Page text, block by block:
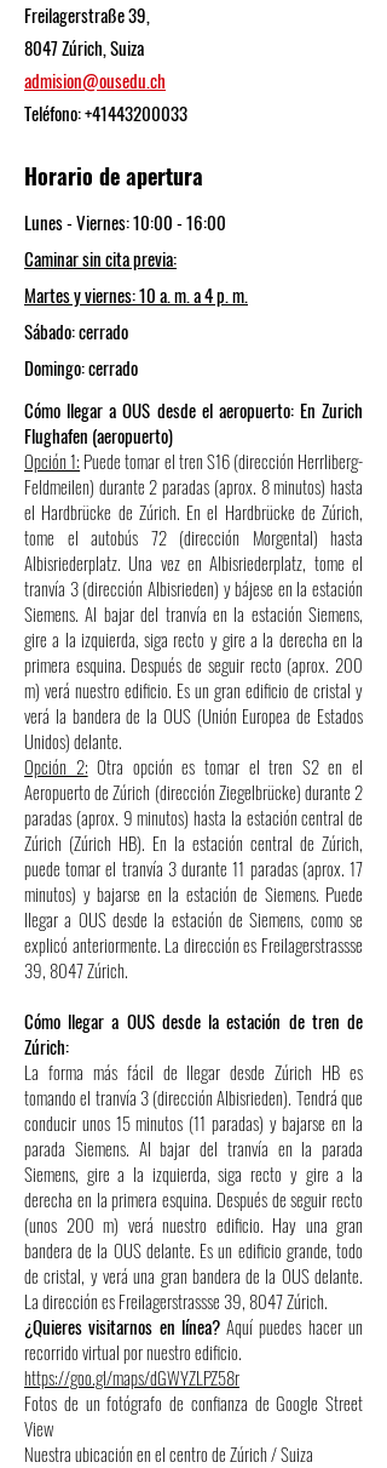
Freilagerstraße 39,
8047 Zúrich, Suiza
admision@ousedu.ch
Teléfono:+41443200033
Horario de apertura
Lunes - Viernes: 10:00 - 16:00
Caminar sin cita previa:
Martes y viernes: 10 a. m. a 4 p. m.
Sábado: cerrado
Domingo: cerrado
Cómo llegar a OUS desde el aeropuerto: En Zurich
Flughafen (aeropuerto)
Opción 1: Puede tomar el tren S16 (dirección Herrliberg-
Feldmeilen) durante 2 paradas (aprox. 8 minutos) hasta
el Hardbrücke de Zúrich. En el Hardbrücke de Zúrich,
tome el autobús 72 (dirección Morgental) hasta
Albisriederplatz. Una vez en Albisriederplatz, tome el
tranvía 3 (dirección Albisrieden) y bájese en la estación
Siemens. Al bajar del tranvía en la estación Siemens,
gire a la izquierda, siga recto y gire a la derecha en la
primera esquina. Después de seguir recto (aprox. 200
m) verá nuestro edificio. Es un gran edificio de cristal y
verá la bandera de la OUS (Unión Europea de Estados
Unidos) delante.
Opción 2: Otra opción es tomar el tren S2 en el
Aeropuerto de Zúrich (dirección Ziegelbrücke) durante 2
paradas (aprox. 9 minutos) hasta la estación central de
Zúrich (Zúrich HB). En la estación central de Zúrich,
puede tomar el tranvía 3 durante 11 paradas (aprox. 17
minutos) y bajarse en la estación de Siemens. Puede
llegar a OUS desde la estación de Siemens, como se
explicó anteriormente. La dirección es Freilagerstrassse
39, 8047 Zúrich.
Cómo llegar a OUS desde la estación de tren de
Zúrich:
La forma más fácil de llegar desde Zúrich HB es
tomando el tranvía 3 (dirección Albisrieden). Tendrá que
conducir unos 15 minutos (11 paradas) y bajarse en la
parada Siemens. Al bajar del tranvía en la parada
Siemens, gire a la izquierda, siga recto y gire a la
derecha en la primera esquina. Después de seguir recto
(unos 200 m) verá nuestro edificio. Hay una gran
bandera de la OUS delante. Es un edificio grande, todo
de cristal, y verá una gran bandera de la OUS delante.
La dirección es Freilagerstrassse 39, 8047 Zúrich.
¿Quieres visitarnos en línea?Aquí puedes hacer un
recorrido virtual por nuestro edificio.
https://goo.gl/maps/dGWYZLPZ58r
Fotos de un fotógrafo de confianza de Google Street
View
Nuestra ubicación en el centro de Zúrich / Suiza